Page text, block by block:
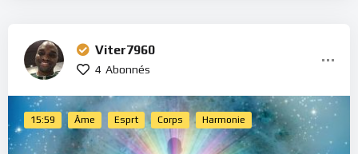
Viter7960
4 Abonnés
15:59 Âme Esprt Corps Harmonie